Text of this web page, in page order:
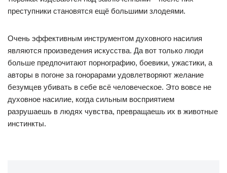
преступники становятся ещё большими злодеями.
Очень эффективным инструментом духовного насилия
являются произведения искусства. Да вот только люди
больше предпочитают порнографию, боевики, ужастики, а
авторы в погоне за гонорарами удовлетворяют желание
безумцев убивать в себе всё человеческое. Это вовсе не
духовное насилие, когда сильным восприятием
разрушаешь в людях чувства, превращаешь их в животные
инстинкты.